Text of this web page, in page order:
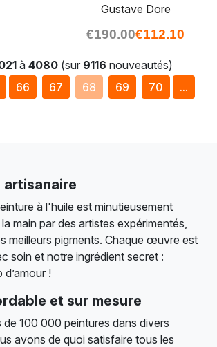
Gustave Dore
€190.00€112.10
à 4080 (sur 9116 nouveautés)
66 67 68 69 70
...
artisanaire
à l'huile est minutieusement
main par des artistes expérimentés,
meilleurs pigments. Chaque œuvre est
soin et notre ingrédient secret :
!
et sur mesure
de 100 000 peintures dans divers
avons de quoi satisfaire tous les